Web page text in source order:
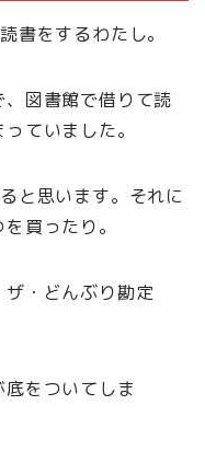
書をするわたし。
図書館で借りて読
ていました。
と思います。それに
買ったり。
・どんぶり勘定
をついてしま